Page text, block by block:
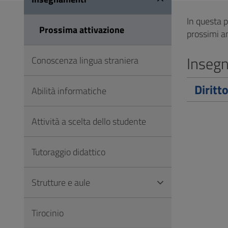
In questa
prossimi
Prossima attivazione
Conoscenza lingua straniera
Abilità informatiche
Attività a scelta dello studente
Tutoraggio didattico
Strutture e aule
Tirocinio